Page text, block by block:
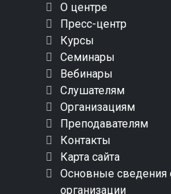
О центре
Пресс-центр
Курсы
Семинары
Вебинары
Слушателям
Организациям
Преподавателям
Контакты
Карта сайта
Основные сведения
организации